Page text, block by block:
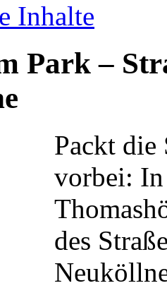
Inhalte
Park –
Packt die
vorbei: In
des